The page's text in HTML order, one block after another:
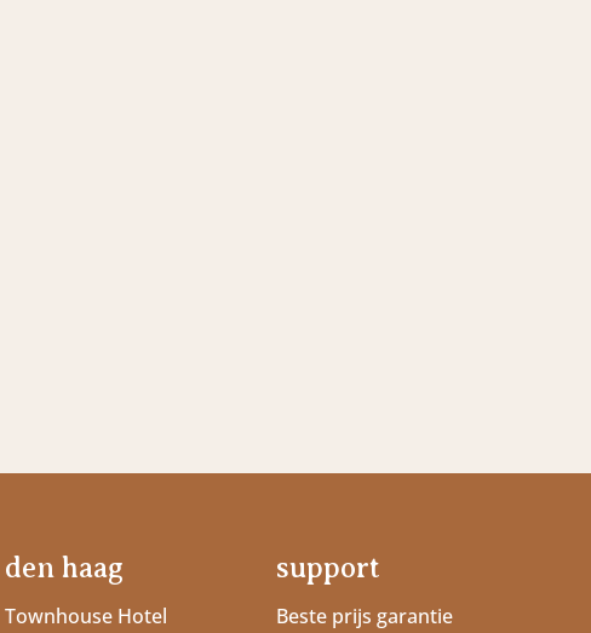
den haag
Townhouse Hotel
support
Beste prijs garantie